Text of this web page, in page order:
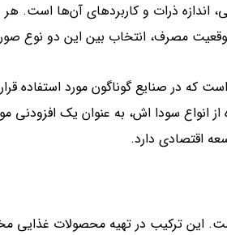
ذرات و کاربردهای آن‌ها است. هر
مصرف، انتخاب بین این دو نوع
که در صنایع گوناگون مورد استفاده
از انواع سودا اش، به عنوان یک افزودنی
اقتصادی دارد.
این ترکیب در تهیه محصولات غذایی